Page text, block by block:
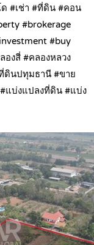
#เช่า #ที่ดิน #คอน
#brokerage
#buy
งสี่ #คลองหลวง
ดินปทุมธานี #ขาย
แบ่งแปลงที่ดิน #แบ่ง